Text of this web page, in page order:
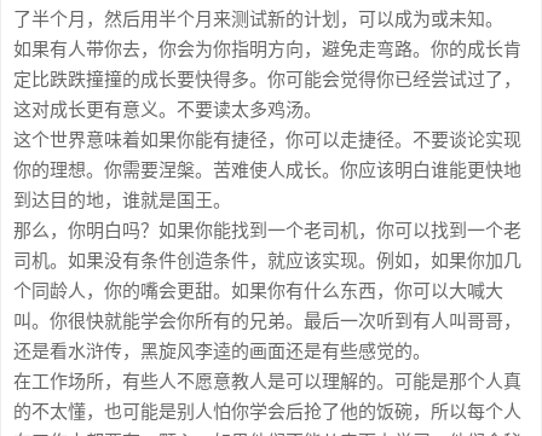
了半个月，然后用半个月来测试新的计划，可以成为或未知。
如果有人带你去，你会为你指明方向，避免走弯路。你的成长肯
定比跌跌撞撞的成长要快得多。你可能会觉得你已经尝试过了，
这对成长更有意义。不要读太多鸡汤。
这个世界意味着如果你能有捷径，你可以走捷径。不要谈论实现
你的理想。你需要涅槃。苦难使人成长。你应该明白谁能更快地
到达目的地，谁就是国王。
那么，你明白吗？如果你能找到一个老司机，你可以找到一个老
司机。如果没有条件创造条件，就应该实现。例如，如果你加几
个同龄人，你的嘴会更甜。如果你有什么东西，你可以大喊大
叫。你很快就能学会你所有的兄弟。最后一次听到有人叫哥哥，
还是看水浒传，黑旋风李逵的画面还是有些感觉的。
在工作场所，有些人不愿意教人是可以理解的。可能是那个人真
的不太懂，也可能是别人怕你学会后抢了他的饭碗，所以每个人